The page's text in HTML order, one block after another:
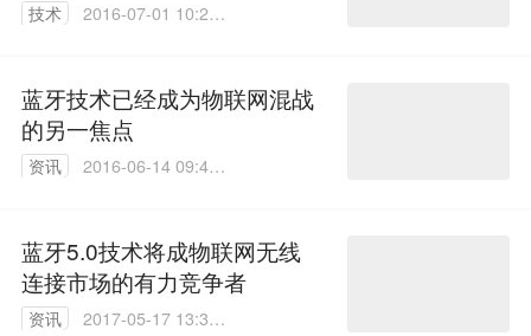
技术
2016-07-01 10:29:
蓝牙技术已经成为物联网混战
的另一焦点
资讯
2016-06-14 09:40:
蓝牙5.0技术将成物联网无线
连接市场的有力竞争者
资讯
2017-05-17 13:31: